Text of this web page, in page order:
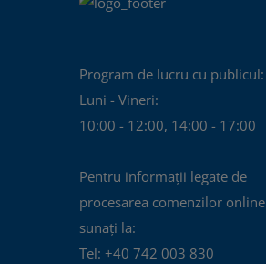
Program de lucru cu publicul:
Luni - Vineri:
10:00 - 12:00, 14:00 - 17:00
Pentru informații legate de
procesarea comenzilor online
sunați la:
Tel: +40 742 003 830